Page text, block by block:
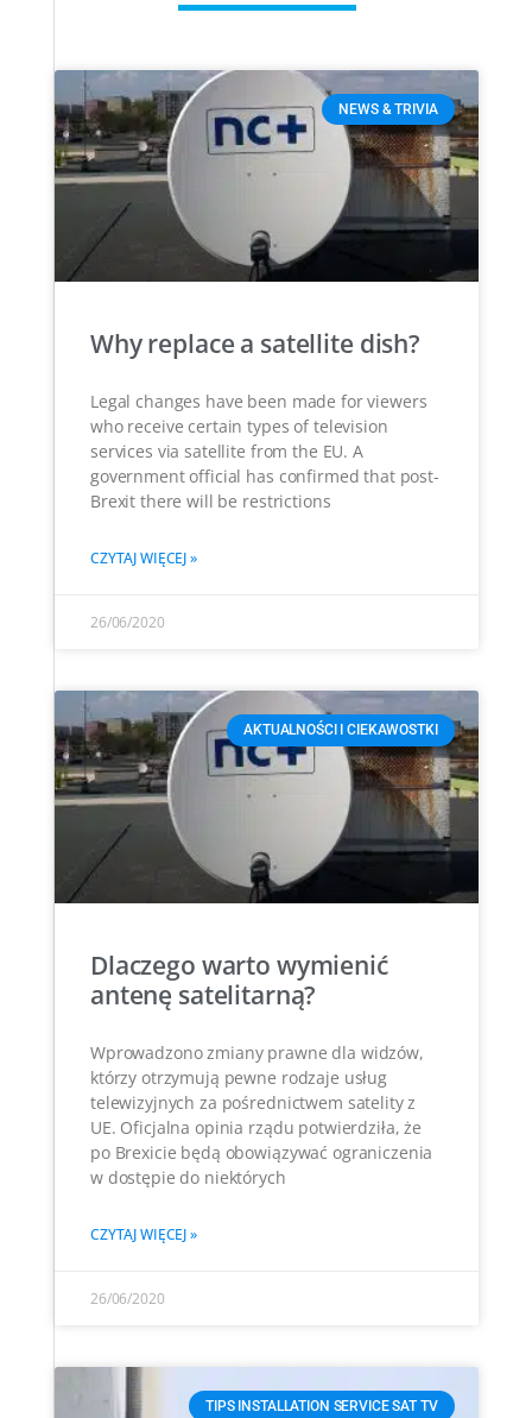
NEWS & TRIVIA
Why replace a satellite dish?
Legal changes have been made for viewers
who receive certain types of television
services via satellite from the EU. A
government official has confirmed that post-
Brexit there will be restrictions
CZYTAJ WIĘCEJ »
26/06/2020
AKTUALNOŚCI I CIEKAWOSTKI
Dlaczego warto wymienić
antenę satelitarną?
Wprowadzono zmiany prawne dla widzów,
którzy otrzymują pewne rodzaje usług
telewizyjnych za pośrednictwem satelity z
UE. Oficjalna opinia rządu potwierdziła, że
po Brexicie będą obowiązywać ograniczenia
w dostępie do niektórych
CZYTAJ WIĘCEJ »
26/06/2020
TIPS INSTALLATION SERVICE SAT TV